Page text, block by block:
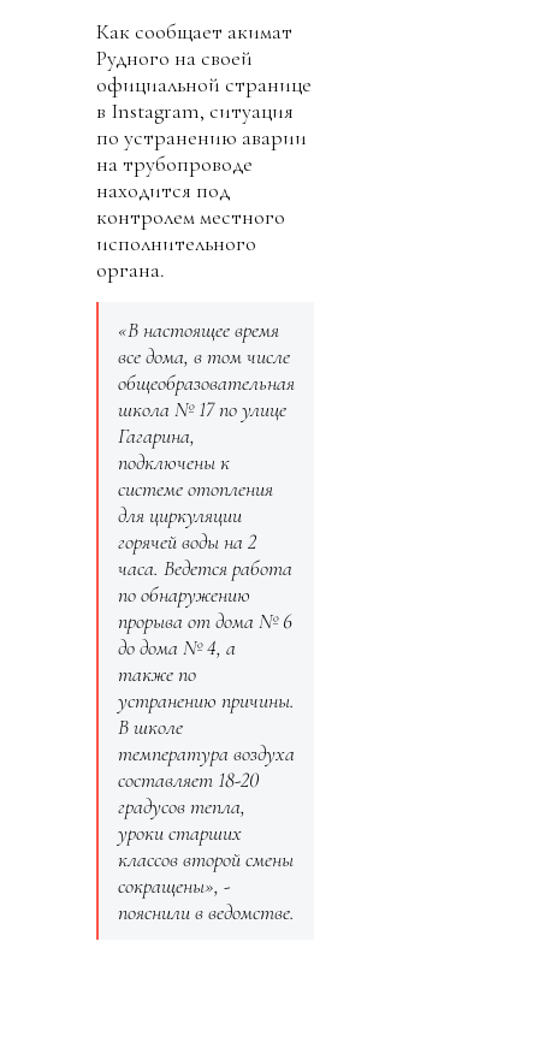
Как сообщает акимат
Рудного на своей
официальной странице
в Instagram, ситуация
по устранению аварии
на трубопроводе
находится под
контролем местного
исполнительного
органа.
«В настоящее время
все дома, в том числе
общеобразовательная
школа № 17 по улице
Гагарина,
подключены к
системе отопления
для циркуляции
горячей воды на 2
часа. Ведется работа
по обнаружению
прорыва от дома № 6
до дома № 4, а
также по
устранению причины.
В школе
температура воздуха
составляет 18-20
градусов тепла,
уроки старших
классов второй смены
сокращены», -
пояснили в ведомстве.